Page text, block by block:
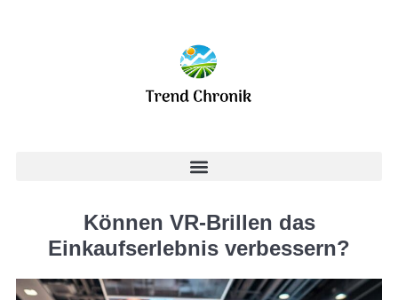
Können VR-Brillen das
Einkaufserlebnis verbessern?